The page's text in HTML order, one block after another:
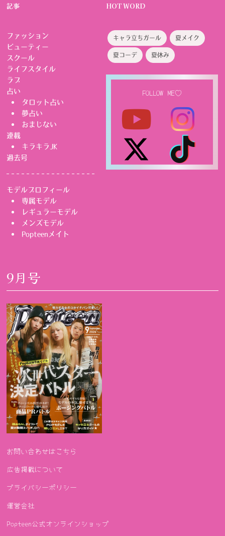
記事
ファッション
ビューティー
スクール
ライフスタイル
ラブ
占い
タロット占い
夢占い
おまじない
連載
キラキラJK
過去号
モデルプロフィール
専属モデル
レギュラーモデル
メンズモデル
Popteenメイト
HOT WORD
キャラ立ちガール 夏メイク
夏コーデ 夏休み
FOLLOW ME♡
9月号
お問い合わせはこちら
広告掲載について
プライバシーポリシー
運営会社
Popteen公式オンラインショップ